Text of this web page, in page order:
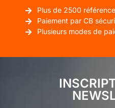
Plus de 2500
Paiement par CB
Plusieurs modes de